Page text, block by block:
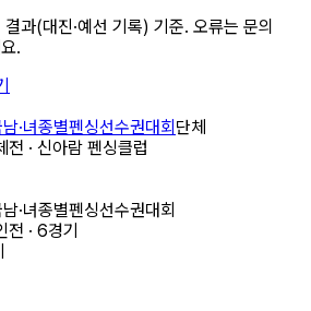
과(대진·예선 기록) 기준. 오류는 문의
.
·녀종별펜싱선수권대회단체
· 신아람 펜싱클럽
·녀종별펜싱선수권대회
전 · 6경기